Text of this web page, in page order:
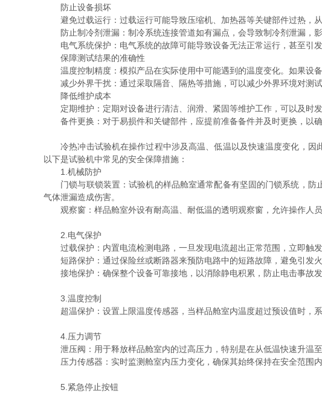
防止设备损坏
避免过载运行：过载运行可能导致压缩机、加热器等关键部件过热，从
防止制冷剂泄漏：制冷系统连接管道如有漏点，会导致制冷剂泄漏，影
电气系统保护：电气系统的故障可能导致设备无法正常运行，甚至引发
保障测试结果的准确性
温度控制精度：模拟产品在实际使用中可能遇到的温度变化。如果设备
减少外界干扰：通过采取隔音、隔热等措施，可以减少外界环境对测试
降低维护成本
定期维护：定期对设备进行清洁、润滑、紧固等维护工作，可以及时发
备件更换：对于易损件和关键部件，应提前准备备件并及时更换，以确
冷热冲击试验机在操作过程中涉及高温、低温以及快速温度变化，因
以下是试验机中常见的安全保障措施：
1.机械防护
门锁与联锁装置：试验机的样品舱室通常配备有坚固的门锁系统，防
气体泄漏造成伤害。
观察窗：样品舱室外设有耐高温、耐低温的透明观察窗，允许操作人员
2.电气保护
过载保护：内置电流检测电路，一旦发现电流超出正常范围，立即触发
短路保护：通过保险丝或断路器来预防电路中的短路故障，避免引发火
接地保护：确保整个设备可靠接地，以消除静电积累，防止电击事故发
3.温度控制
超温保护：设置上限温度传感器，当样品舱室内温度超过预设值时，系
4.压力调节
泄压阀：用于释放样品舱室内的过高压力，特别是在从低温快速升温至
压力传感器：实时监测舱室内压力变化，确保其始终保持在安全范围内
5.紧急停止按钮